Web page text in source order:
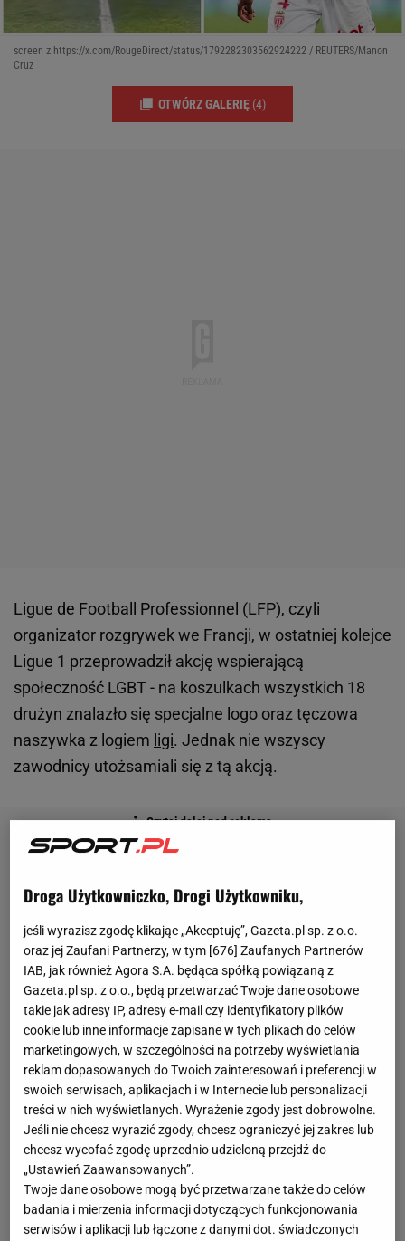
screen z https://x.com/RougeDirect/status/1792282303562924222 / REUTERS/Manon
Cruz
OTWÓRZ GALERIĘ (4)
Ligue de Football Professionnel (LFP), czyli
organizator rozgrywek we Francji, w ostatniej kolejce
Ligue 1 przeprowadził akcję wspierającą
społeczność LGBT - na koszulkach wszystkich 18
drużyn znalazło się specjalne logo oraz tęczowa
naszywka z logiem ligi. Jednak nie wszyscy
zawodnicy utożsamiali się z tą akcją.
Droga Użytkowniczko, Drogi Użytkowniku,
jeśli wyrazisz zgodę klikając „Akceptuję”, Gazeta.pl sp. z o.o.
oraz jej Zaufani Partnerzy, w tym [676] Zaufanych Partnerów
IAB, jak również Agora S.A. będąca spółką powiązaną z
Gazeta.pl sp. z o.o., będą przetwarzać Twoje dane osobowe
takie jak adresy IP, adresy e-mail czy identyfikatory plików
cookie lub inne informacje zapisane w tych plikach do celów
marketingowych, w szczególności na potrzeby wyświetlania
reklam dopasowanych do Twoich zainteresowań i preferencji w
swoich serwisach, aplikacjach i w Internecie lub personalizacji
treści w nich wyświetlanych. Wyrażenie zgody jest dobrowolne.
Jeśli nie chcesz wyrazić zgody, chcesz ograniczyć jej zakres lub
chcesz wycofać zgodę uprzednio udzieloną przejdź do
„Ustawień Zaawansowanych”.
Twoje dane osobowe mogą być przetwarzane także do celów
badania i mierzenia informacji dotyczących funkcjonowania
serwisów i aplikacji lub łączone z danymi dot. świadczonych